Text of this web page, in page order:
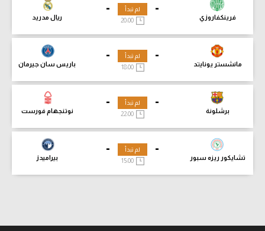
-
فرينكفاروزي
-
ريال مدريد
لم تبدأ
-
مانشستر يونايتد
-
باريس سان جيرمان
لم تبدأ
18:00
-
برشلونة
-
نوتنجهام فورست
لم تبدأ
-
تشايكور ريزه سبور
-
بيراميدز
لم تبدأ
15:00